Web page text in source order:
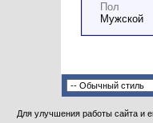
Пол
Мужской
Для улучшения работы сайта и